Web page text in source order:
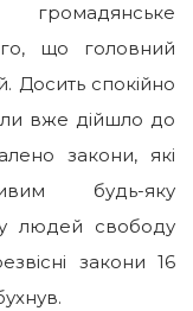
що головний
Досить спокійно
вже дійшло до
закони, які
будь-яку
у людей свободу
закони 16